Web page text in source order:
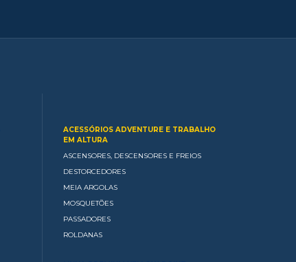
ACESSÓRIOS ADVENTURE E TRABALHO
EM ALTURA
ASCENSORES, DESCENSORES E FREIOS
DESTORCEDORES
MEIA ARGOLAS
MOSQUETÕES
PASSADORES
ROLDANAS